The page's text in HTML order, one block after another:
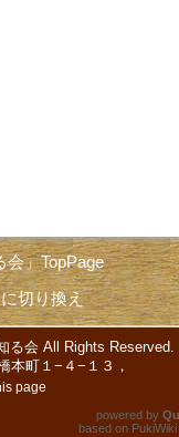
」TopPage
切り換え
る会 All Rights Reserved.
本町１−４−１３，
page
powered by
based on PukiWiki